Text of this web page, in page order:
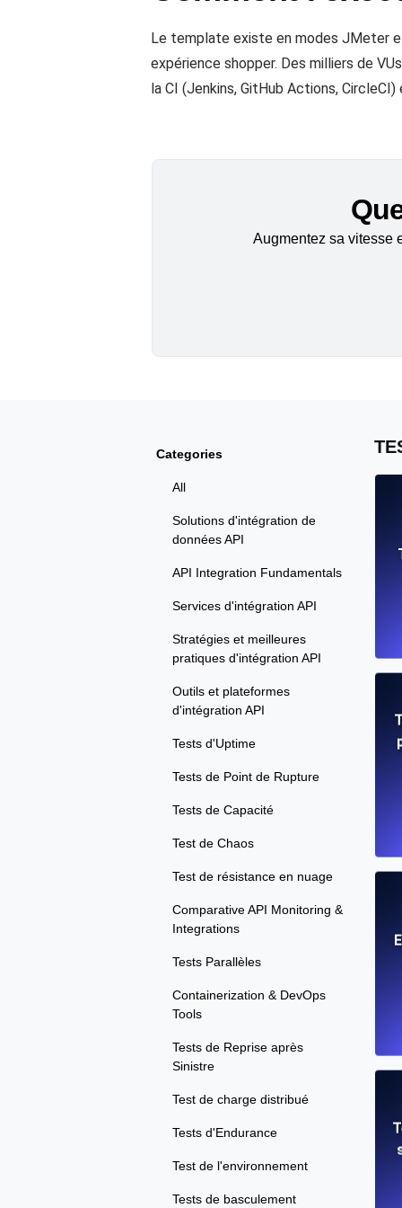
Le template existe en modes JMeter
expérience shopper. Des milliers de
la CI (Jenkins, GitHub Actions,
Augmentez sa vitesse
Categories
All
Solutions d'intégration de
données API
API Integration Fundamentals
Services d'intégration API
Stratégies et meilleures
pratiques d'intégration API
Outils et plateformes
d'intégration API
Tests d'Uptime
Tests de Point de Rupture
Tests de Capacité
Test de Chaos
Test de résistance en nuage
Comparative API Monitoring &
Integrations
Tests Parallèles
Containerization & DevOps
Tools
Tests de Reprise après
Sinistre
Test de charge distribué
Tests d'Endurance
Test de l'environnement
Tests de basculement